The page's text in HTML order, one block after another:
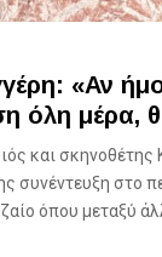
«Αν
όλη μέρα,
και
συνέντευξη στο
όπου μεταξύ